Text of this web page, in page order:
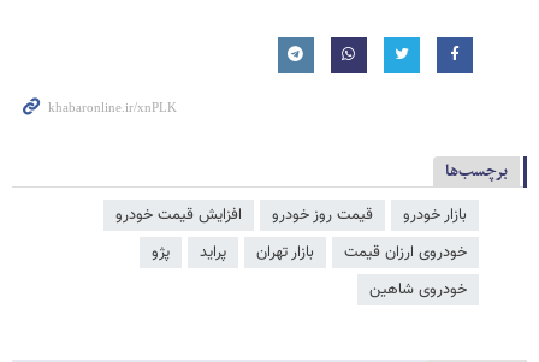
برچسب‌ها
بازار خودرو قیمت روز خودرو
افزایش قیمت خودرو
خودروی ارزان قیمت
بازار تهران پراید
پژو
خودروی شاهین